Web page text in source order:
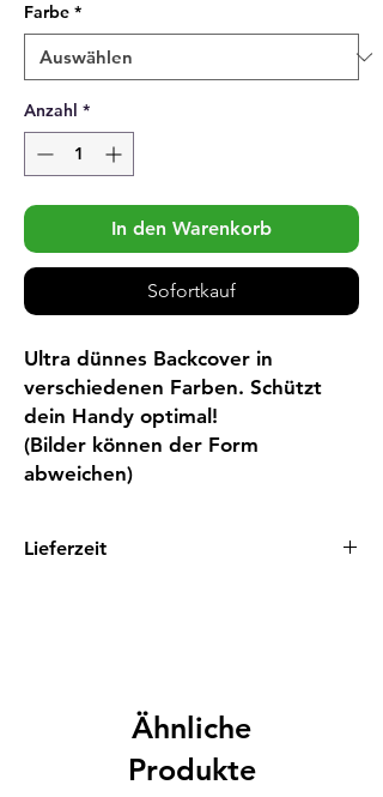
Farbe *
Anzahl *
In den Warenkorb
Sofortkauf
Ultra dünnes Backcover in
verschiedenen Farben. Schützt
dein Handy optimal!
(Bilder können der Form
abweichen)
Lieferzeit
Ähnliche
Produkte